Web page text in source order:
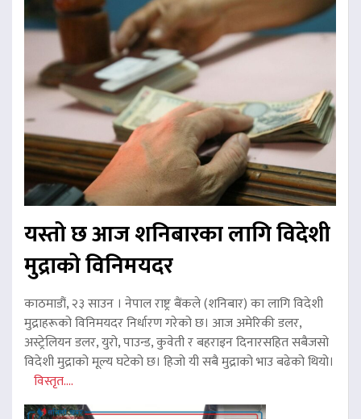
यस्तो छ आज शनिबारका लागि विदेशी
मुद्राको विनिमयदर
काठमाडौं, २३ साउन । नेपाल राष्ट्र बैंकले (शनिबार) का लागि विदेशी
मुद्राहरूको विनिमयदर निर्धारण गरेको छ। आज अमेरिकी डलर,
अस्ट्रेलियन डलर, युरो, पाउन्ड, कुवेती र बहराइन दिनारसहित सबैजसो
विदेशी मुद्राको मूल्य घटेको छ। हिजो यी सबै मुद्राको भाउ बढेको थियो।
विस्तृत....